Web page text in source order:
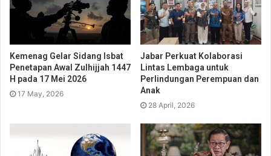
Kemenag Gelar Sidang Isbat
Penetapan Awal Zulhijjah 1447
H pada 17 Mei 2026
17 May, 2026
Jabar Perkuat Kolaborasi
Lintas Lembaga untuk
Perlindungan Perempuan dan
Anak
28 April, 2026